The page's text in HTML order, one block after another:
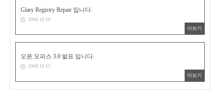
Glary Registry Repair 입니다.
2008.10.16
더보기
오픈 오피스 3.0 발표 입니다.
2008.10.15
더보기